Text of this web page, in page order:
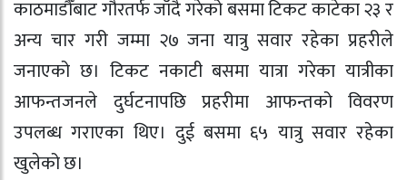
काठमाडौँबाट गौरतर्फ जाँदै गरेको बसमा टिकट काटेका २३ र
अन्य चार गरी जम्मा २७ जना यात्रु सवार रहेका प्रहरीले
जनाएको छ। टिकट नकाटी बसमा यात्रा गरेका यात्रीका
आफन्तजनले दुर्घटनापछि प्रहरीमा आफन्तको विवरण
उपलब्ध गराएका थिए। दुई बसमा ६५ यात्रु सवार रहेका
खुलेको छ।